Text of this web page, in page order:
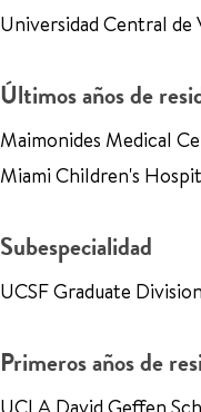
Universidad Central de
Últimos años de
Maimonides Medical
Miami Children's
Subespecialidad
UCSF Graduate
Primeros años de